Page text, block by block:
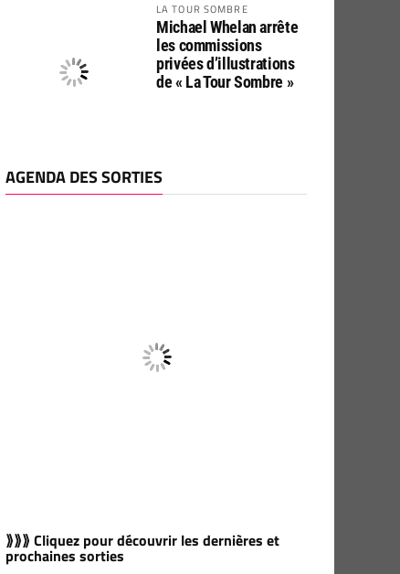
LA TOUR SOMBRE
Michael Whelan arrête
les commissions
privées d’illustrations
de « La Tour Sombre »
AGENDA DES SORTIES
⟫⟫⟫ Cliquez pour découvrir les dernières et
prochaines sorties